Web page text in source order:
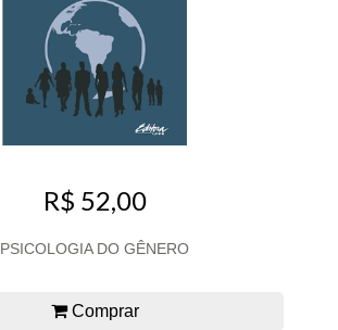
R$ 52,00
PSICOLOGIA DO GÊNERO
Comprar